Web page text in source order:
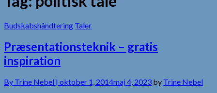
Budskabshåndtering Taler
Præsentationsteknik – gratis
inspiration
By Trine Nebel | oktober 1, 2014maj 4, 2023 by Trine Nebel